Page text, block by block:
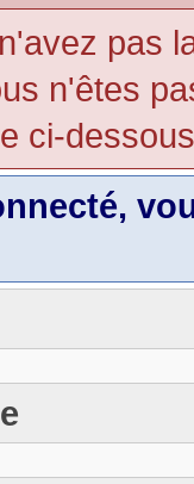
pas
n'êtes
ci-